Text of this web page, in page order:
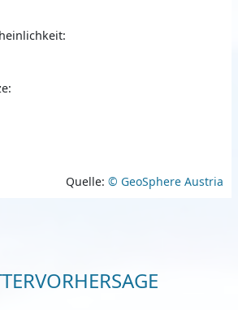
Quelle: © GeoSphere Austria